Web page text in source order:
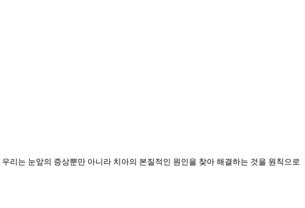
우리는 눈앞의 증상뿐만 아니라 치아의 본질적인 원인을 찾아 해결하는 것을 원칙으로